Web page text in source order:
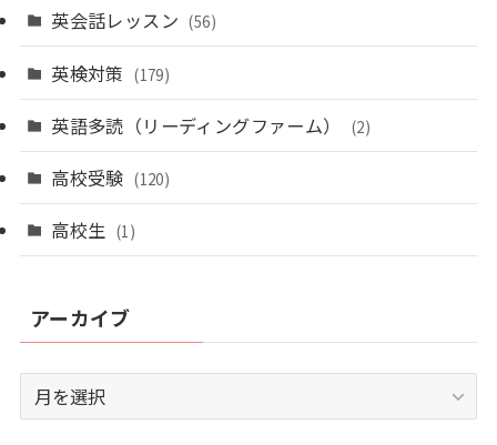
英会話レッスン (56)
英検対策 (179)
英語多読（リーディングファーム） (2)
高校受験 (120)
高校生 (1)
アーカイブ
ー